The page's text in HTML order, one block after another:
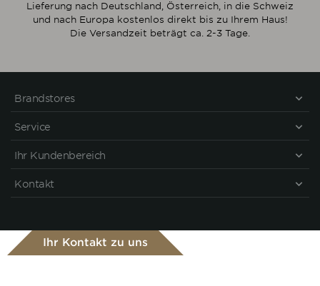
Lieferung nach Deutschland, Österreich, in die Schweiz
und nach Europa kostenlos direkt bis zu Ihrem Haus!
Die Versandzeit beträgt ca. 2-3 Tage.
Brandstores
Service
Ihr Kundenbereich
Kontakt
Ihr Kontakt zu uns